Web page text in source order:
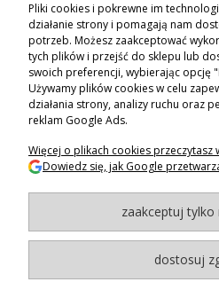
MOJE
Pliki cookies i pokrewne im
działanie strony i pomagają nam
potrzeb. Możesz zaakceptować
tych plików i przejść do sklepu lub
swoich preferencji, wybierając opcję
Używamy plików cookies w celu
działania strony, analizy ruchu oraz
reklam Google Ads.
Więcej o plikach cookies przeczytasz
Dowiedz się, jak Google
zaakceptuj tylko
dostosuj